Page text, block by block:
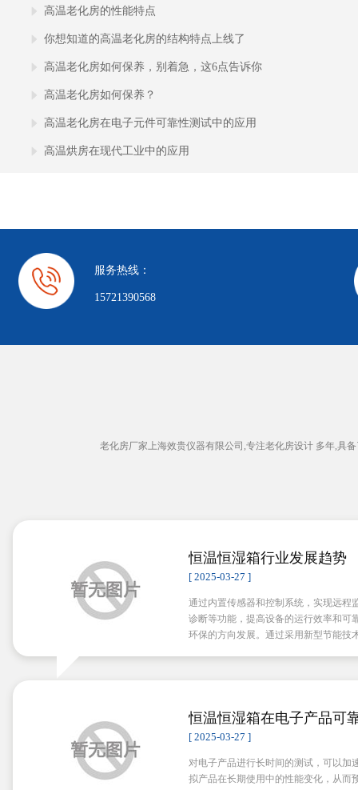
高温老化房的性能特点
你想知道的高温老化房的结构特点上线了
高温老化房如何保养，别着急，这6点告诉你
高温老化房如何保养？
高温老化房在电子元件可靠性测试中的应用
高温烘房在现代工业中的应用
服务热线：
15721390568
老化房厂家上海效贵仪器有限公司,专注老化房设计 多年,具
恒温恒湿箱行业发展趋势
[ 2025-03-27 ]
通过内置传感器和控制系统，实现远程
诊断等功能，提高设备的运行效率和可
环保的方向发展。通过采用新型节能技
恒温恒湿箱在电子产品可
键作用
[ 2025-03-27 ]
对电子产品进行长时间的测试，可以加
拟产品在长期使用中的性能变化，从而